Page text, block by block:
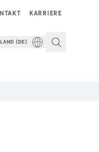
KARRIERE
(DE)